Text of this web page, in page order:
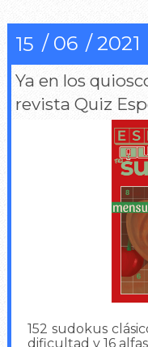
15 06 2021
Ya en los
revista Quiz
152 sudokus
dificultad y 16